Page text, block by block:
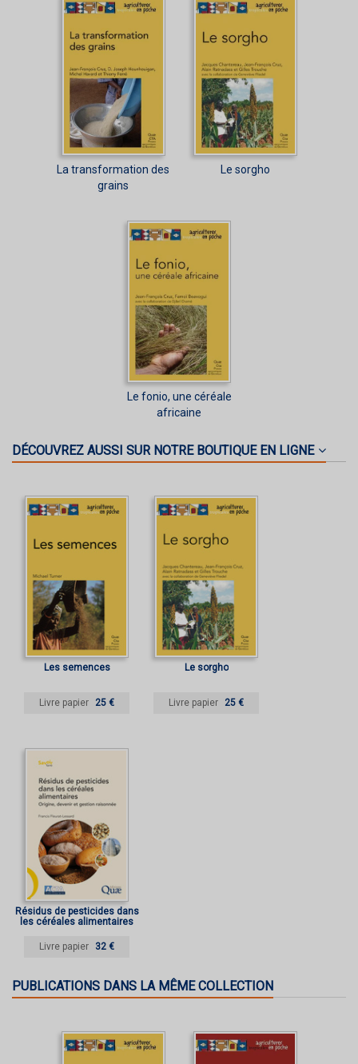
La transformation des
grains
Le sorgho
Le fonio, une céréale
africaine
DÉCOUVREZ AUSSI SUR NOTRE BOUTIQUE EN LIGNE
Les semences
Livre papier 25 €
Le sorgho
Livre papier 25 €
Résidus de pesticides dans
les céréales alimentaires
Livre papier 32 €
PUBLICATIONS DANS LA MÊME COLLECTION